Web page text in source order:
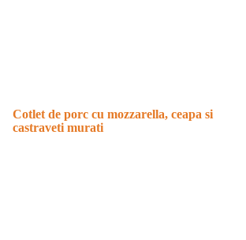
Cotlet de porc cu mozzarella, ceapa si
castraveti murati